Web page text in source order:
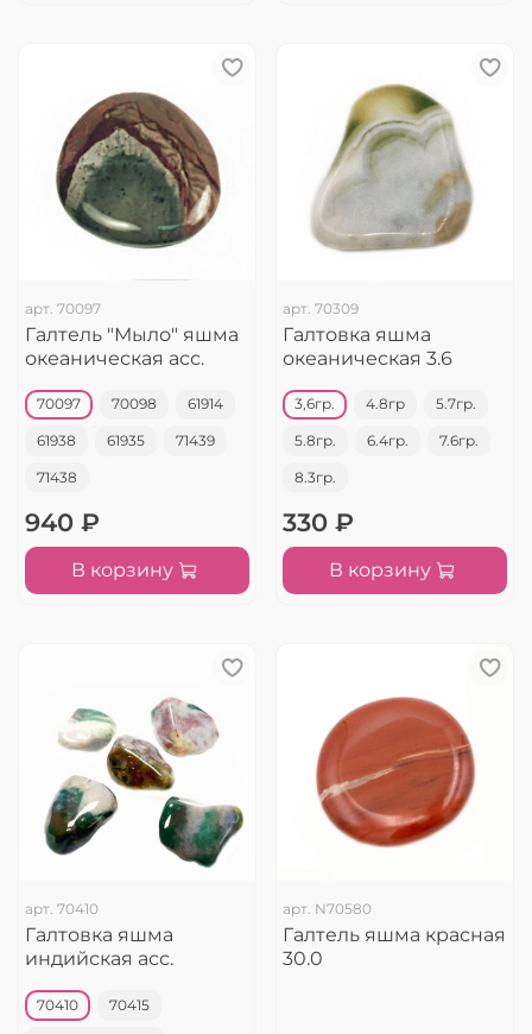
арт. 70097
Галтель "Мыло" яшма
океаническая асс.
70097 70098 61914
61938 61935 71439
71438
940 ₽
В корзину
арт. 70309
Галтовка яшма
океаническая 3.6
3,6гр. 4.8гр 5.7гр.
5.8гр. 6.4гр. 7.6гр.
8.3гр.
330 ₽
В корзину
арт. 70410
Галтовка яшма
индийская асс.
70410 70415
арт. N70580
Галтель яшма красная
30.0